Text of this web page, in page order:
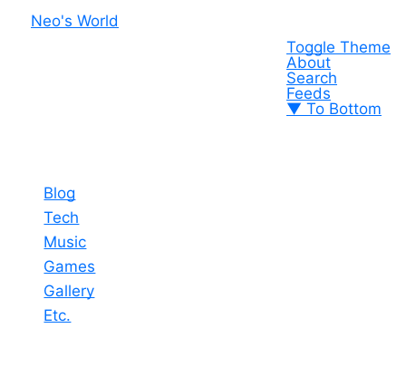
Neo's World
Toggle Theme
About
Search
Feeds
▼ To Bottom
Blog
Tech
Music
Games
Gallery
Etc.